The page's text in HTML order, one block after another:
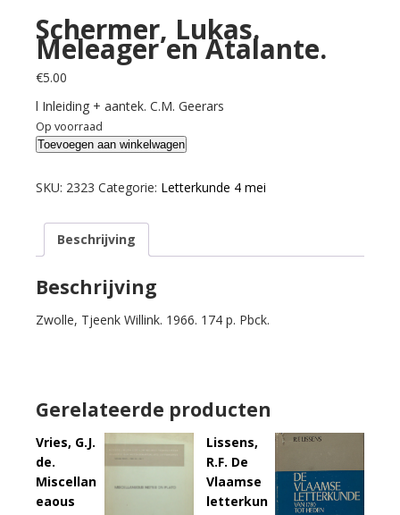
Schermer, Lukas.
Meleager en Atalante.
€5.00
l Inleiding + aantek. C.M. Geerars
Op voorraad
Schermer,
Meleager
Atalante.
aantal
Toevoegen aan winkelwagen
SKU: 2323 Categorie: Letterkunde 4 mei
Beschrijving
Beschrijving
Zwolle, Tjeenk Willink. 1966. 174 p. Pbck.
Gerelateerde producten
Vries, G.J.
de.
Miscellan
eaous
Lissens,
R.F. De
Vlaamse
letterkun